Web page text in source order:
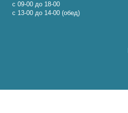
с 09-00 до 18-00
с 13-00 до 14-00 (обед)